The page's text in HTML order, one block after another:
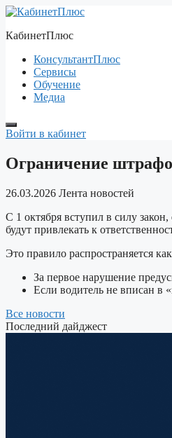
Перейти
содержимому
КабинетПлюс
КонсультантПлюс
Сервисы
Обучение
Медиа
Войти в кабинет
Ограничение
26.03.2026 Лента новостей
С 1 октября вступил в силу
будут привлекать к
Это правило распространяется
За первое нарушение
Если водитель не вписан в
Все новости
Последний дайджест